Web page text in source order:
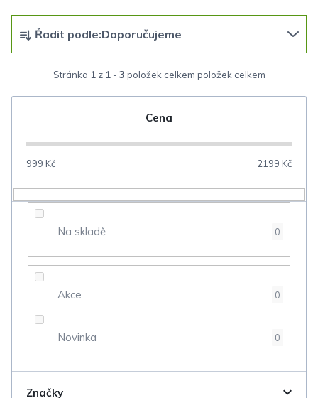
Stránka 1z 1- 3 položek celkem
a
e
o
Řadit podle:Doporučujeme
Cena
999 Kč 2199 Kč
Na skladě 0
Akce 0
Novinka 0
Značky